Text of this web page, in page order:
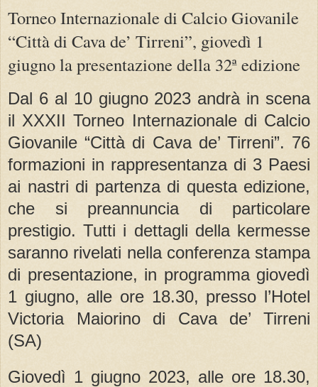
Torneo Internazionale di Calcio Giovanile
“Città di Cava de’ Tirreni”, giovedì 1
giugno la presentazione della 32ª edizione
Dal 6 al 10 giugno 2023 andrà in scena
il XXXII Torneo Internazionale di Calcio
Giovanile “Città di Cava de’ Tirreni”. 76
formazioni in rappresentanza di 3 Paesi
ai nastri di partenza di questa edizione,
che si preannuncia di particolare
prestigio. Tutti i dettagli della kermesse
saranno rivelati nella conferenza stampa
di presentazione, in programma giovedì
1 giugno, alle ore 18.30, presso l’Hotel
Victoria Maiorino di Cava de’ Tirreni
(SA)
Giovedì 1 giugno 2023, alle ore 18.30,